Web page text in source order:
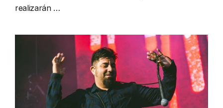
realizarán …